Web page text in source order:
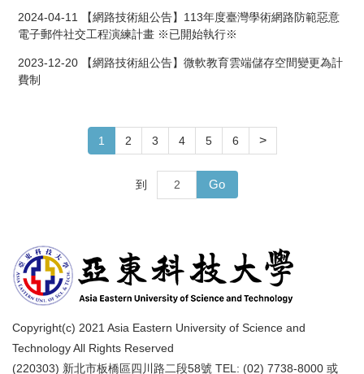
2024-04-11
【網路技術組公告】113年度臺灣學術網路防範惡意
電子郵件社交工程演練計畫 ※已開始執行※
2023-12-20
【網路技術組公告】微軟教育雲端儲存空間變更為計
費制
1 2 3 4 5 6 >
到 Go
Copyright(c) 2021 Asia Eastern University of Science and
Technology All Rights Reserved
(220303) 新北市板橋區四川路二段58號 TEL: (02) 7738-8000 或